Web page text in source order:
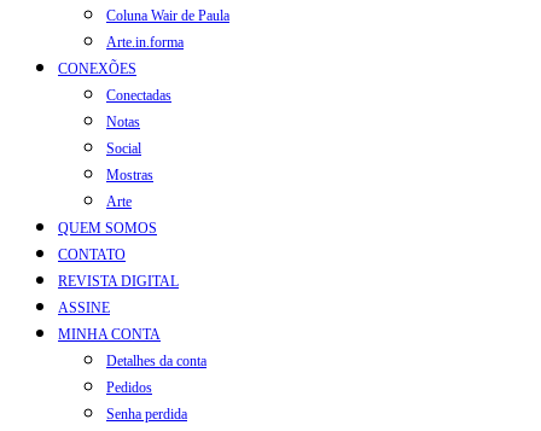
Coluna Wair de Paula
Arte.in.forma
CONEXÕES
Conectadas
Notas
Social
Mostras
Arte
QUEM SOMOS
CONTATO
REVISTA DIGITAL
ASSINE
MINHA CONTA
Detalhes da conta
Pedidos
Senha perdida